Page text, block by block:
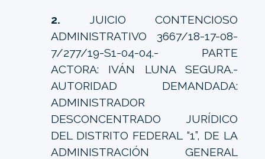
2. JUICIO CONTENCIOSO
ADMINISTRATIVO 3667/18-17-08-
7/277/19-S1-04-04.- PARTE
ACTORA: IVÁN LUNA SEGURA.-
AUTORIDAD DEMANDADA:
ADMINISTRADOR
DESCONCENTRADO JURÍDICO
DEL DISTRITO FEDERAL “1”, DE LA
ADMINISTRACIÓN GENERAL